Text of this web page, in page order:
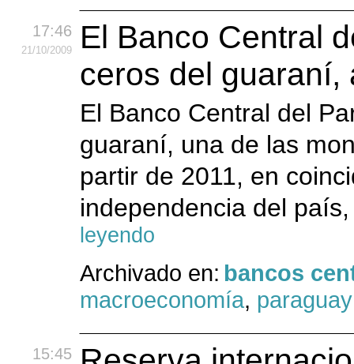
17:46
21/10/2009
El Banco Central
ceros del guaraní,
El Banco Central del
guaraní, una de las
partir de 2011, en
independencia del
leyendo
Archivado en: bancos
macroeconomía, paraguay
15:45